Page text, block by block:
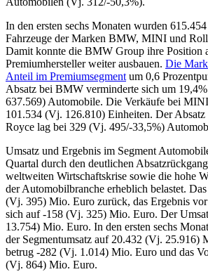
In den ersten sechs Monaten wurden
Fahrzeuge der Marken BMW, MINI und
Damit konnte die BMW Group ihre Position
Premiumhersteller weiter ausbauen. Die
Anteil im Premiumsegment um 0,6
Absatz bei BMW verminderte sich um
637.569) Automobile. Die Verkäufe bei
101.534 (Vj. 126.810) Einheiten. Der
Royce lag bei 329 (Vj. 495/-33,5%)
Umsatz und Ergebnis im Segment
Quartal durch den deutlichen
weltweiten Wirtschaftskrise sowie die hohe
der Automobilbranche erheblich belastet.
(Vj. 395) Mio. Euro zurück, das Ergebnis
sich auf -158 (Vj. 325) Mio. Euro. Der
13.754) Mio. Euro. In den ersten sechs
der Segmentumsatz auf 20.432 (Vj. 25.916)
betrug -282 (Vj. 1.014) Mio. Euro und das
(Vj. 864) Mio. Euro.